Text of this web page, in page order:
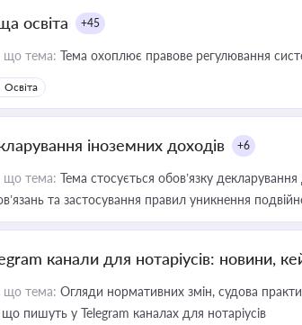
освіта +45
що тема: Тема охоплює правове регулювання
Освіта
іноземних доходів +6
що тема: Тема стосується обов’язку
та застосування правил уникнення
канали для нотаріусів: новини,
що тема: Огляди нормативних змін, судова
пишуть у Telegram каналах для нотаріусів